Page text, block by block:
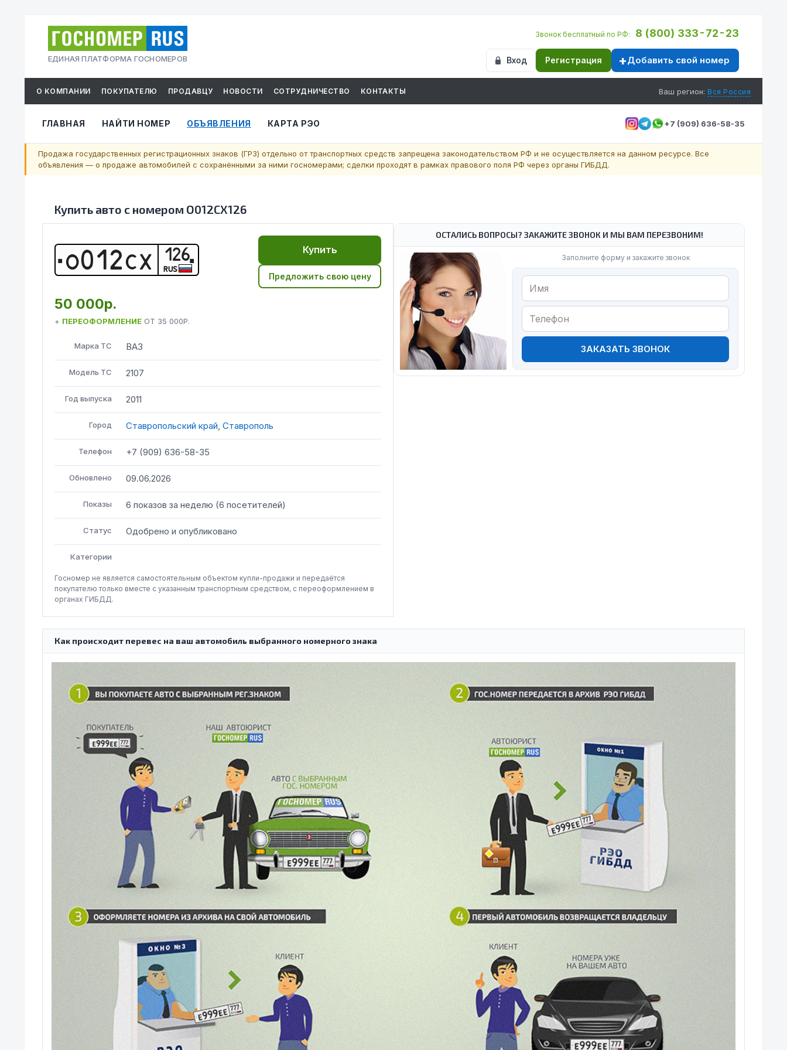
ЕДИНАЯ ПЛАТФОРМА ГОСНОМЕРОВ
Звонок бесплатный по РФ: 8 (800) 333-72-23
Вход Регистрация Добавить свой номер
О КОМПАНИИ ПОКУПАТЕЛЮ ПРОДАВЦУ НОВОСТИ СОТРУДНИЧЕСТВО КОНТАКТЫ Ваш регион: Вся Россия
ГЛАВНАЯ НАЙТИ НОМЕР ОБЪЯВЛЕНИЯ КАРТА РЭО +7 (909) 636-58-35
Продажа государственных регистрационных знаков (ГРЗ) отдельно от транспортных средств запрещена законодательством РФ и не осуществляется на данном ресурсе. Все
объявления — о продаже автомобилей с сохранёнными за ними госномерами; сделки проходят в рамках правового поля РФ через органы ГИБДД.
Купить авто с номером О012СХ126
О01 2СХ 126
RUS
Купить
Предложить свою цену
50 000р.
+ ПЕРЕОФОРМЛЕНИЕ ОТ 35 000Р.
Марка ТС ВАЗ
Модель ТС 2107
Год выпуска 2011
Город Ставропольский край, Ставрополь
Телефон +7 (909) 636-58-35
Обновлено 09.06.2026
Показы 6 показов за неделю (6 посетителей)
Статус Одобрено и опубликовано
Категории
Госномер не является самостоятельным объектом купли-продажи и передаётся
покупателю только вместе с указанным транспортным средством, с переоформлением в
органах ГИБДД.
ОСТАЛИСЬ ВОПРОСЫ? ЗАКАЖИТЕ ЗВОНОК И МЫ ВАМ ПЕРЕЗВОНИМ!
Заполните форму и закажите звонок
ЗАКАЗАТЬ ЗВОНОК
Как происходит перевес на ваш автомобиль выбранного номерного знака